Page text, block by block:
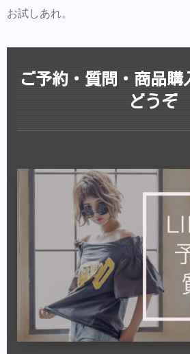
お試しあれ。
ご予約・質問・商品
どうぞ